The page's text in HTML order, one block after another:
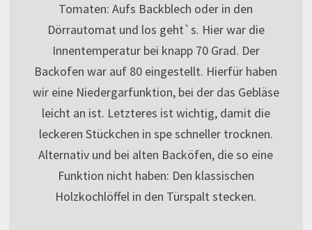
Tomaten: Aufs Backblech oder in den
Dörrautomat und los geht`s. Hier war die
Innentemperatur bei knapp 70 Grad. Der
Backofen war auf 80 eingestellt. Hierfür haben
wir eine Niedergarfunktion, bei der das Gebläse
leicht an ist. Letzteres ist wichtig, damit die
leckeren Stückchen in spe schneller trocknen.
Alternativ und bei alten Backöfen, die so eine
Funktion nicht haben: Den klassischen
Holzkochlöffel in den Türspalt stecken.